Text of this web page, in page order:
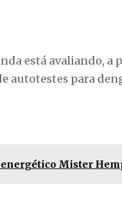
está avaliando, a
autotestes para
Mister